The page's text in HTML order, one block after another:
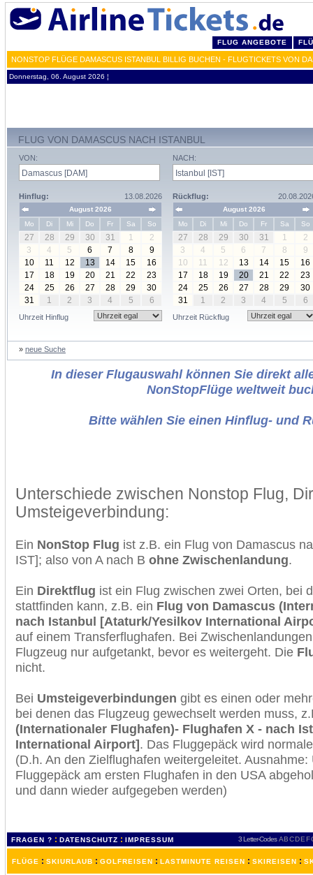
FLUG ANGEBOTE
NONSTOP FLÜGE DAMASCUS ISTANBUL BILLIG BUCHEN - FLUGTICKETS VON
Donnerstag, 06. August 2026 ¦
FLUG VON DAMASCUS NACH ISTANBUL
VON:
Hinflug: 13.08.2026
August 2026
Mo
Di Mi Do Fr Sa So
27 28 29 30 31 1
2
3
4 5 6 7 8
9
10
11 12 13 14 15
16
17
18 19 20 21 22
23
24
25 26 27 28 29
30
31
1 2 3 4 5 6
Uhrzeit Hinflug
NACH:
Rückflug:
August 2026
Mo
Di Mi Do Fr Sa So
27 28 29 30 31 1
2
3
4 5 6 7 8
9
10
11 12 13 14 15
16
17
18 19 20 21 22
23
24
25 26 27 28 29
30
31
1 2 3 4 5 6
Uhrzeit Rückflug
» neue Suche
In dieser Flugauswahl können Sie direkt
NonStopFlüge weltweit
Bitte wählen Sie einen Hinflug- und
Unterschiede zwischen Nonstop Flug,
Umsteigeverbindung:
Ein NonStop Flug ist z.B. ein Flug von Damascus
IST]; also von A nach B ohne Zwischenlandung.
Ein Direktflug ist ein Flug zwischen zwei Orten, bei
stattfinden kann, z.B. ein Flug von Damascus
nach Istanbul [Ataturk/Yesilkov International
auf einem Transferflughafen. Bei
Flugzeug nur aufgetankt, bevor es weitergeht. Die
nicht.
Bei Umsteigeverbindungen gibt es einen oder
bei denen das Flugzeug gewechselt werden muss,
(Internationaler Flughafen)- Flughafen X - nach
International Airport]. Das Fluggepäck wird
(D.h. An den Zielflughafen weitergeleitet.
Fluggepäck am ersten Flughafen in den USA
und dann wieder aufgegeben werden)
FRAGEN ? : DATENSCHUTZ : IMPRESSUM 3 Letter-Codes ABCDEF
FLÜGE : SKIURLAUB : GOLFREISEN : LASTMINUTE REISEN : SKIREISEN :